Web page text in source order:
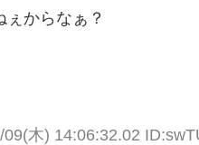
ぇからなぁ？
09(木) 14:06:32.02